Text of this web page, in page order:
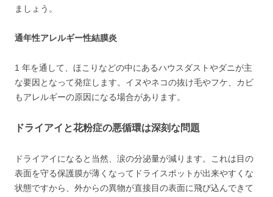
ましょう。
通年性アレルギー性結膜炎
1 年を通して、ほこりなどの中にあるハウスダストやダニが主
な要因となって発症します。イヌやネコの抜け毛やフケ、カビ
もアレルギーの原因になる場合があります。
ドライアイと花粉症の悪循環は深刻な問題
ドライアイになると当然、涙の分泌量が減ります。これは目の
表面を守る保護膜が薄くなってドライスポットが出来やすくな
状態ですから、外からの異物が直接目の表面に飛び込んできて